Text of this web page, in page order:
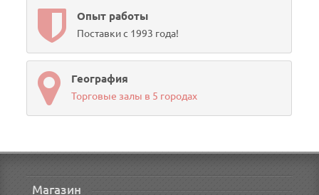
Опыт работы
Поставки с 1993 года!
География
Торговые залы в 5 городах
Магазин